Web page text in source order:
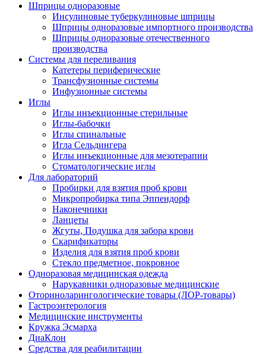
Шприцы одноразовые
Инсулиновые туберкулиновые шприцы
Шприцы одноразовые импортного производства
Шприцы одноразовые отечественного
производства
Системы для переливания
Катетеры периферические
Трансфузионные системы
Инфузионные системы
Иглы
Иглы инъекционные стерильные
Иглы-бабочки
Иглы спинальные
Игла Сельдингера
Иглы инъекционные для мезотерапии
Стоматологические иглы
Для лабораторий
Пробирки для взятия проб крови
Микропробирка типа Эппендорф
Наконечники
Ланцеты
Жгуты, Подушка для забора крови
Скарификаторы
Изделия для взятия проб крови
Стекло предметное, покровное
Одноразовая медицинская одежда
Нарукавники одноразовые медицинские
Оториноларингологические товары (ЛОР-товары)
Гастроэнтерология
Медицинские инструменты
Кружка Эсмарха
ДиаКлон
Средства для реабилитации